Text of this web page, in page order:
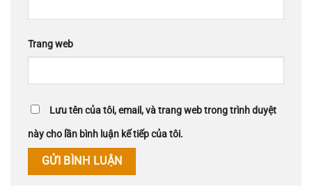
Trang web
Lưu tên của tôi, email, và trang web trong trình duyệt
này cho lần bình luận kế tiếp của tôi.